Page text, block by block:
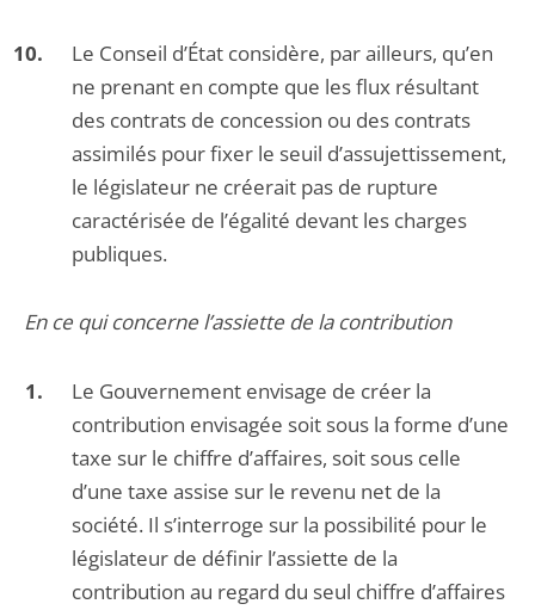
Le Conseil d’État considère, par ailleurs, qu’en
ne prenant en compte que les flux résultant
des contrats de concession ou des contrats
assimilés pour fixer le seuil d’assujettissement,
le législateur ne créerait pas de rupture
caractérisée de l’égalité devant les charges
publiques.
En ce qui concerne l’assiette de la contribution
Le Gouvernement envisage de créer la
contribution envisagée soit sous la forme d’une
taxe sur le chiffre d’affaires, soit sous celle
d’une taxe assise sur le revenu net de la
société. Il s’interroge sur la possibilité pour le
législateur de définir l’assiette de la
contribution au regard du seul chiffre d’affaires